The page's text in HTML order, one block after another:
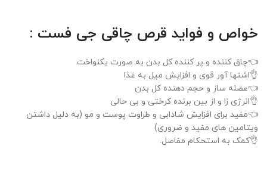
خواص و فواید قرص چاقی جی فست :
👈چاق کننده و پر کننده کل بدن به صورت یکنواخت
👌اشتها آور قوی و افزایش میل به غذا
👈عضله ساز و حجم دهنده کل بدن
👌انرژی زا و از بین برنده کرختی و بی حالی
👈مفید برای افزایش شادابی و طراوت پوست و مو (به دلیل داشتن
ویتامین های مفید و ضروری)
👌کمک به استحکام‌‌ مفاصل.